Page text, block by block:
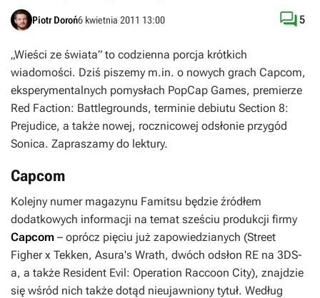
Piotr Doroń6 kwietnia 2011 13:00 5
„Wieści ze świata” to codzienna porcja krótkich
wiadomości. Dziś piszemy m.in. o nowych grach Capcom,
eksperymentalnych pomysłach PopCap Games, premierze
Red Faction: Battlegrounds, terminie debiutu Section 8:
Prejudice, a także nowej, rocznicowej odsłonie przygód
Sonica. Zapraszamy do lektury.
Capcom
Kolejny numer magazynu Famitsu będzie źródłem
dodatkowych informacji na temat sześciu produkcji firmy
Capcom – oprócz pięciu już zapowiedzianych (Street
Figher x Tekken, Asura's Wrath, dwóch odsłon RE na 3DS-
a, a także Resident Evil: Operation Raccoon City), znajdzie
się wśród nich także dotąd nieujawniony tytuł. Według